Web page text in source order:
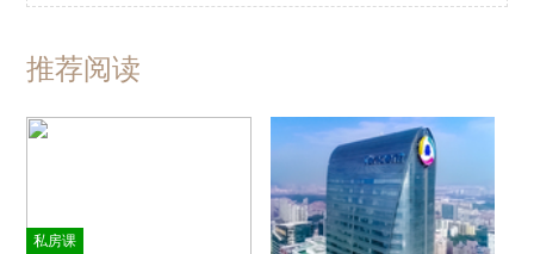
推荐阅读
私房课